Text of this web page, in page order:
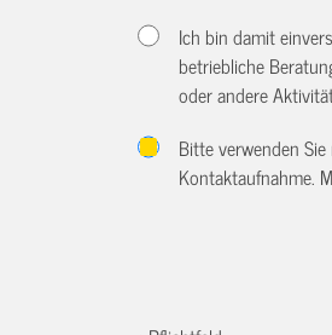
Ich bin damit
betriebliche
oder andere
Bitte verwenden
Kontaktaufnahme.